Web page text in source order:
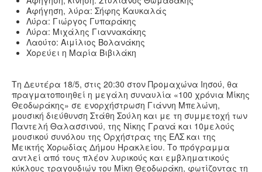
Αφήγηση, λύρα: Σήφης Καυκαλάς
Λύρα: Γιώργος Γυπαράκης
Λύρα: Μιχάλης Γιαννακάκης
Λαούτο: Αιμίλιος Βολανάκης
Χορεύει η Μαρία Βιβιλάκη
Τη Δευτέρα 18/5, στις 20:30 στον Προμαχώνα Ιησού, θα
πραγματοποιηθεί η μεγάλη συναυλία «100 χρόνια Μίκης
Θεοδωράκης» σε ενορχήστρωση Γιάννη Μπελώνη,
μουσική διεύθυνση Στάθη Σούλη και με τη συμμετοχή των
Παντελή Θαλασσινού, της Νίκης Γρανά και 10μελούς
μουσικού συνόλου της Ορχήστρας της ΕΛΣ και της
Μεικτής Χορωδίας Δήμου Ηρακλείου. Το πρόγραμμα
αντλεί από τους πλέον λυρικούς και εμβληματικούς
κύκλους τραγουδιών του Μίκη Θεοδωράκη, φωτίζοντας τη